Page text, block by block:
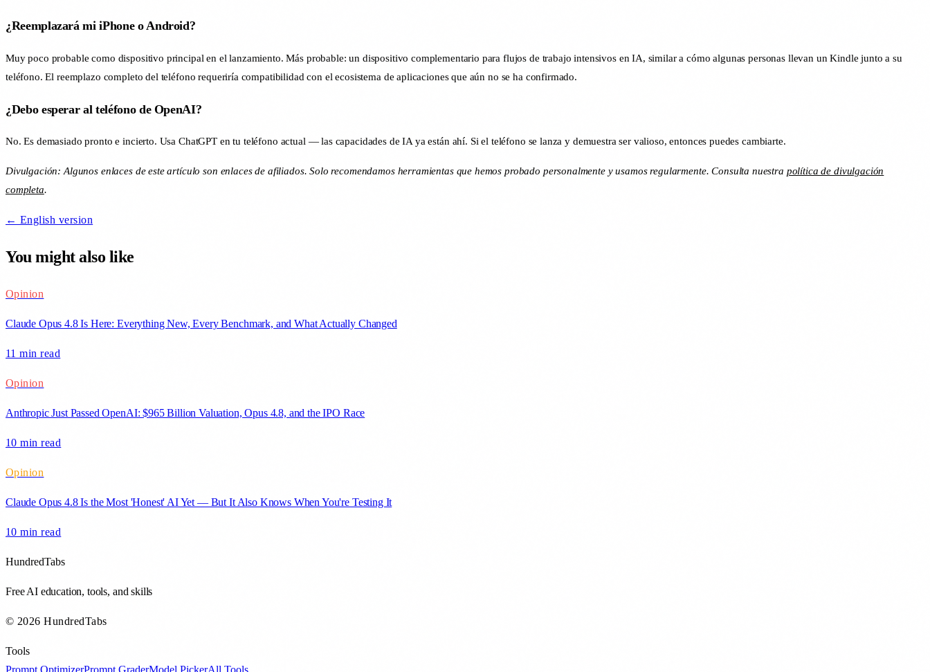
¿Reemplazará mi iPhone o Android?
Muy poco probable como dispositivo principal en el lanzamiento. Más probable: un dispositivo complementario para flujos de trabajo intensivos en IA, similar a cómo algunas personas llevan un Kindle junto a su
teléfono. El reemplazo completo del teléfono requeriría compatibilidad con el ecosistema de aplicaciones que aún no se ha confirmado.
¿Debo esperar al teléfono de OpenAI?
No. Es demasiado pronto e incierto. Usa ChatGPT en tu teléfono actual — las capacidades de IA ya están ahí. Si el teléfono se lanza y demuestra ser valioso, entonces puedes cambiarte.
Divulgación: Algunos enlaces de este artículo son enlaces de afiliados. Solo recomendamos herramientas que hemos probado personalmente y usamos regularmente. Consulta nuestra política de divulgación
completa.
← English version
You might also like
Opinion
Claude Opus 4.8 Is Here: Everything New, Every Benchmark, and What Actually Changed
11 min read
Opinion
Anthropic Just Passed OpenAI: $965 Billion Valuation, Opus 4.8, and the IPO Race
10 min read
Opinion
Claude Opus 4.8 Is the Most 'Honest' AI Yet — But It Also Knows When You're Testing It
10 min read
HundredTabs
Free AI education, tools, and skills
© 2026 HundredTabs
Tools
Prompt OptimizerPrompt GraderModel PickerAll Tools